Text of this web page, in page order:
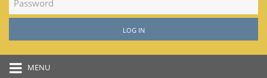
LOG IN
MENU